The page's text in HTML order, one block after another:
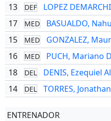
13
DEF
LOPEZ
17
MED
BASUALDO,
15
MED GONZALEZ,
16 MED PUCH, Mariano
18 DEL DENIS, Ezequiel
14 DEL TORRES, Jonathan
ENTRENADOR